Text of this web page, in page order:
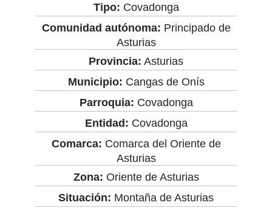
Tipo: Covadonga
Comunidad autónoma: Principado de
Asturias
Provincia: Asturias
Municipio: Cangas de Onís
Parroquia: Covadonga
Entidad: Covadonga
Comarca: Comarca del Oriente de
Asturias
Zona: Oriente de Asturias
Situación: Montaña de Asturias